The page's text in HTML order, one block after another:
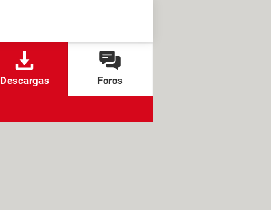
Descargas Foros